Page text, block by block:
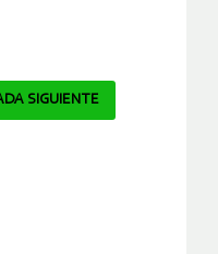
SIGUIENTE